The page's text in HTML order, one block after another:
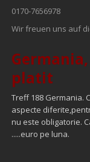
0170-7656978
Wir freuen uns auf
platit
Treff 188 Germania.
aspecte
nu este obligatorie.
.....euro pe luna.